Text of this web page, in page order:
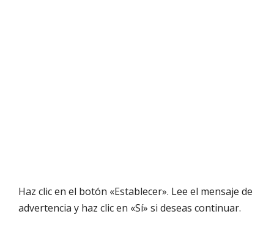
Haz clic en el botón «Establecer». Lee el mensaje de
advertencia y haz clic en «Sí» si deseas continuar.